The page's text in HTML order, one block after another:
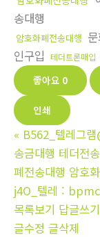
송대행
암호화폐전송대행
인구입 테더트론매입
좋아요 0
인쇄
« B562_텔레그
송금대행 테더전
폐전송대행 암호
j4O_텔레 :
목록보기 답글쓰기
글수정 글삭제